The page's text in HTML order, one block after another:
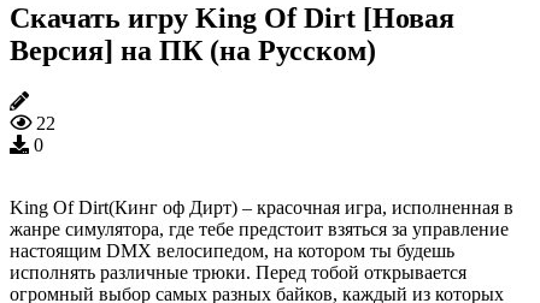
Скачать игру King Of Dirt [Новая
Версия] на ПК (на Русском)
22
0
King Of Dirt(Кинг оф Дирт) – красочная игра, исполненная в
жанре симулятора, где тебе предстоит взяться за управление
настоящим DMX велосипедом, на котором ты будешь
исполнять различные трюки. Перед тобой открывается
огромный выбор самых разных байков, каждый из которых